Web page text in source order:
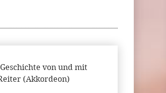
von und mit
(Akkordeon)